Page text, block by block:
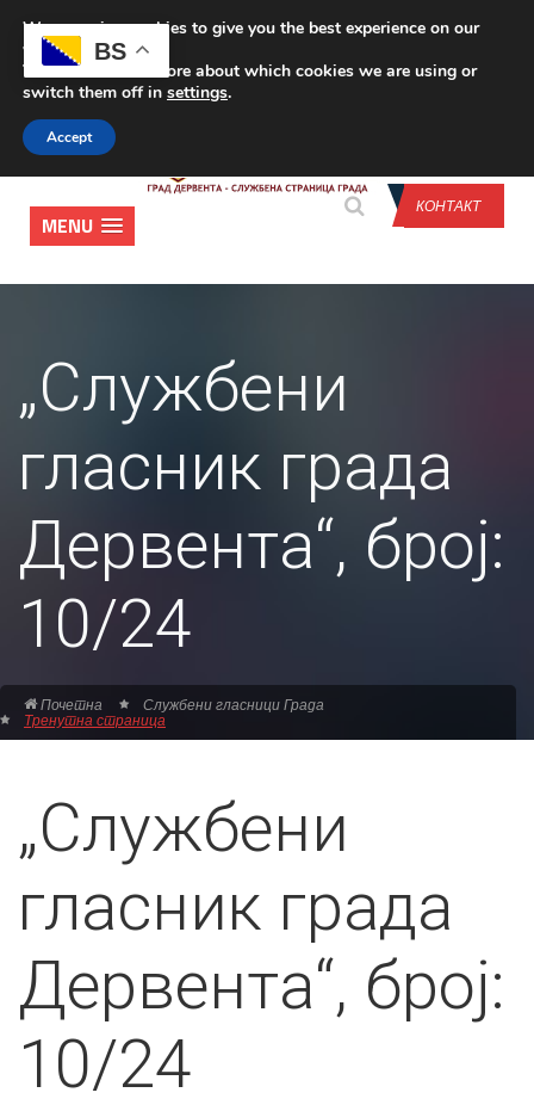
CONTACT US
КОНТАКТ
MENU
„Службени
гласник града
Дервента“, број:
10/24
Почетна Службени гласници Града
Тренутна страница
„Службени
гласник града
Дервента“, број:
10/24
BS
We are using cookies to give you the best experience on our
website.
You can find out more about which cookies we are using or
switch them off in settings.
Accept